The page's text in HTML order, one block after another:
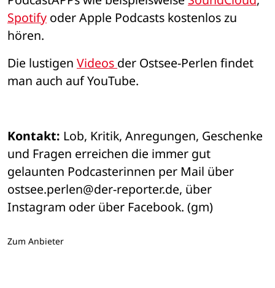
Spotify oder Apple Podcasts kostenlos zu
hören.
Die lustigen Videos der Ostsee-Perlen findet
man auch auf YouTube.
Kontakt: Lob, Kritik, Anregungen, Geschenke
und Fragen erreichen die immer gut
gelaunten Podcasterinnen per Mail über
ostsee.perlen@der-reporter.de, über
Instagram oder über Facebook. (gm)
Zum Anbieter